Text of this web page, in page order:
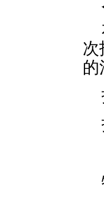
次
的